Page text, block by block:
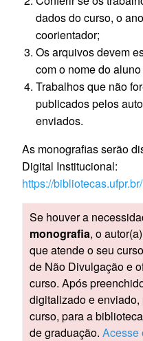
dados do curso, o
coorientador;
Os arquivos devem
com o nome do
Trabalhos que não
publicados pelos
enviados.
As monografias serão
Digital Institucional:
https://
Se houver a
monografia, o
que atende o seu
de Não Divulgação e
curso. Após
digitalizado e
curso, para a
de graduação.Acesse